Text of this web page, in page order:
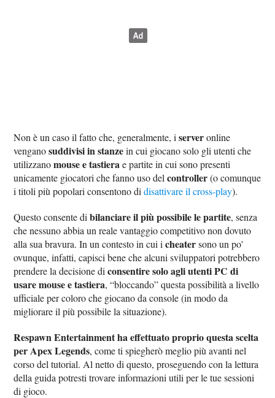
Non è un caso il fatto che, generalmente, iserveronline
venganosuddivisi in stanzein cui giocano solo gli utenti che
utilizzanomouse e tastierae partite in cui sono presenti
unicamente giocatori che fanno uso delcontroller(o comunque
i titoli più popolari consentono didisattivare il cross-play).
Questo consente dibilanciare il più possibile le partite, senza
che nessuno abbia un reale vantaggio competitivo non dovuto
alla sua bravura. In un contesto in cui icheatersono un po'
ovunque, infatti, capisci bene che alcuni sviluppatori potrebbero
prendere la decisione diconsentire solo agli utenti PC di
usare mouse e tastiera, “bloccando” questa possibilità a livello
ufficiale per coloro che giocano da console (in modo da
migliorare il più possibile la situazione).
Respawn Entertainment ha effettuato proprio questa scelta
per Apex Legends, come ti spiegherò meglio più avanti nel
corso del tutorial. Al netto di questo, proseguendo con la lettura
della guida potresti trovare informazioni utili per le tue sessioni
di gioco.